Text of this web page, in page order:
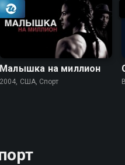
Малышка на миллион
2004, США, Спорт